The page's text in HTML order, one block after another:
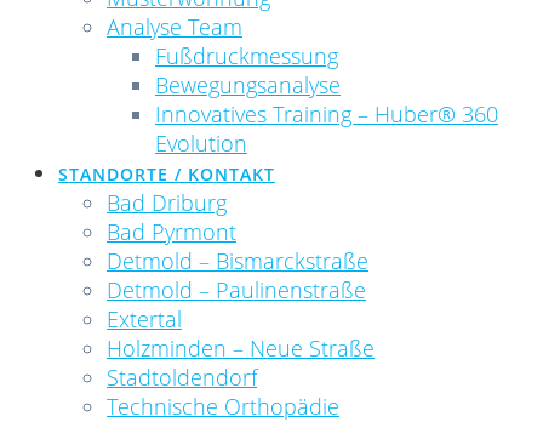
Analyse Team
Fußdruckmessung
Bewegungsanalyse
Innovatives Training – Huber® 360
Evolution
STANDORTE / KONTAKT
Bad Driburg
Bad Pyrmont
Detmold – Bismarckstraße
Detmold – Paulinenstraße
Extertal
Holzminden – Neue Straße
Stadtoldendorf
Technische Orthopädie